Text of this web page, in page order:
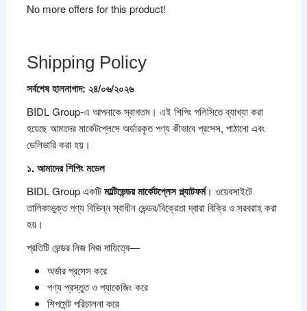
No more offers for this product!
Shipping Policy
সর্বশেষহালনাগাদ: ২৪/০৬/২০২৬
BIDL Group-এ আপনাকে স্বাগতম। এই শিপিং পলিসিতে ব্যাখ্যা করা
হয়েছে আমাদের মার্কেটপ্লেসে অর্ডারকৃত পণ্য কীভাবে প্রসেস, পাঠানো এবং
ডেলিভারি করা হয়।
১.আমাদেরশিপিংমডেল
BIDL Group একটিমাল্টিভেন্ডরমার্কেটপ্লেসপ্ল্যাটফর্ম। ওয়েবসাইটে
তালিকাভুক্ত পণ্য বিভিন্ন স্বাধীন ভেন্ডর/বিক্রেতা দ্বারা বিক্রি ও সরবরাহ করা
হয়।
প্রতিটি ভেন্ডর নিজ নিজ দায়িত্বে—
অর্ডার প্রসেস করে
পণ্য প্রস্তুত ও প্যাকেজিং করে
শিপমেন্ট পরিচালনা করে